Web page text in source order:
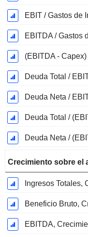
EBIT / Gastos de
EBITDA / Gastos
(EBITDA -
Deuda Total /
Deuda Neta /
Deuda Total /
Deuda Neta /
Crecimiento sobre el
Ingresos Totales,
Beneficio Bruto,
EBITDA,